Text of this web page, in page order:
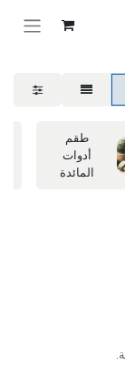
طقم
أدوات
المائدة